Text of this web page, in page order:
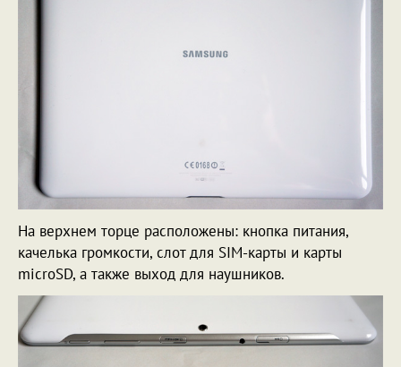
На верхнем торце расположены: кнопка питания,
качелька громкости, слот для SIM-карты и карты
microSD, а также выход для наушников.